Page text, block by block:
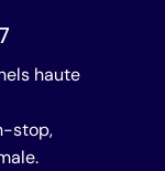
haute
stop,